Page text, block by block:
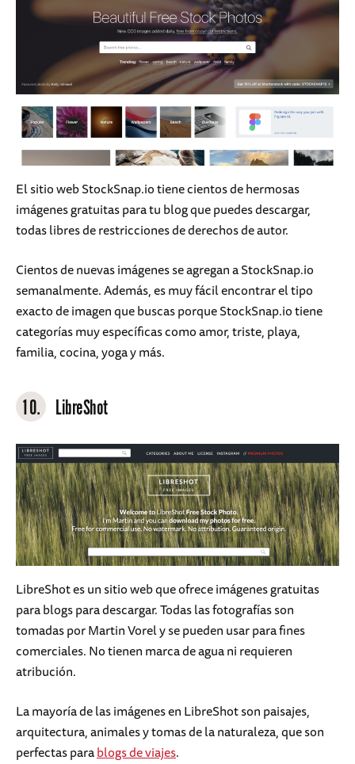
El sitio web StockSnap.io tiene cientos de hermosas
imágenes gratuitas para tu blog que puedes descargar,
todas libres de restricciones de derechos de autor.
Cientos de nuevas imágenes se agregan a StockSnap.io
semanalmente. Además, es muy fácil encontrar el tipo
exacto de imagen que buscas porque StockSnap.io tiene
categorías muy específicas como amor, triste, playa,
familia, cocina, yoga y más.
10. LibreShot
LibreShot es un sitio web que ofrece imágenes gratuitas
para blogs para descargar. Todas las fotografías son
tomadas por Martin Vorel y se pueden usar para fines
comerciales. No tienen marca de agua ni requieren
atribución.
La mayoría de las imágenes en LibreShot son paisajes,
arquitectura, animales y tomas de la naturaleza, que son
perfectas parablogs de viajes.